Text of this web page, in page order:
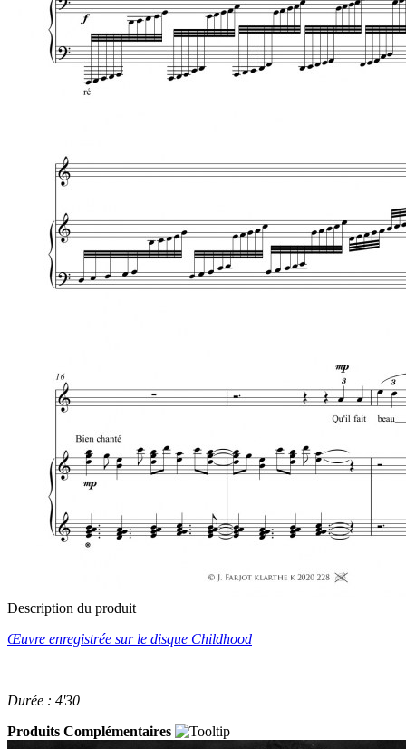
Description du produit
Œuvre enregistrée sur le disque Childhood
Durée : 4'30
Produits Complémentaires